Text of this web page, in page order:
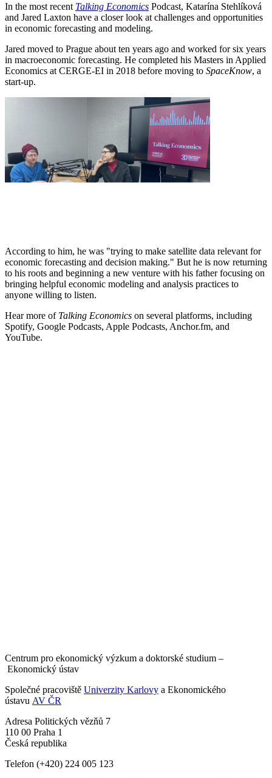
In the most recent Talking Economics Podcast, Katarína Stehlíková
and Jared Laxton have a closer look at challenges and opportunities
in economic forecasting and modeling.
Jared moved to Prague about ten years ago and worked for six years
in macroeconomic forecasting. He completed his Masters in Applied
Economics at CERGE-EI in 2018 before moving to SpaceKnow, a
start-up.
According to him, he was "trying to make satellite data relevant for
economic forecasting and decision making." But he is now returning
to his roots and beginning a new venture with his father focusing on
bringing helpful economic modeling and analysis practices to
anyone willing to listen.
Hear more of Talking Economics on several platforms, including
Spotify, Google Podcasts, Apple Podcasts, Anchor.fm, and
YouTube.
Centrum pro ekonomický výzkum a doktorské studium –
Ekonomický ústav
Společné pracoviště Univerzity Karlovy a Ekonomického
ústavu AV ČR
Adresa Politických vězňů 7
110 00 Praha 1
Česká republika
Telefon (+420) 224 005 123